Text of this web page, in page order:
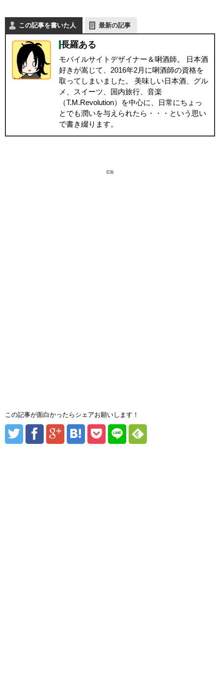
この記事を書いた人 最新の記事
長羅ある
モバイルサイトデザイナー＆唎酒師。 日本酒
好きが嵩じて、2016年2月に唎酒師の資格を
取ってしまいました。 美味しい日本酒、グル
メ、スイーツ、国内旅行、音楽
（T.M.Revolution）を中心に、日常にちょっ
とでも潤いを与えられたら・・・という思い
で書き綴ります。
広告
この記事が面白かったらシェアお願いします！